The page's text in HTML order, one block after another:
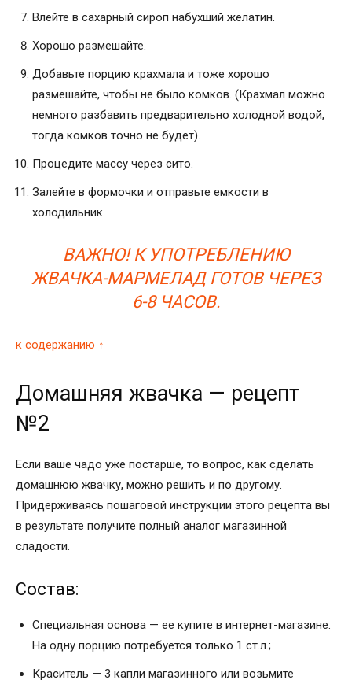
Влейте в сахарный сироп набухший желатин.
Хорошо размешайте.
Добавьте порцию крахмала и тоже хорошо
размешайте, чтобы не было комков. (Крахмал можно
немного разбавить предварительно холодной водой,
тогда комков точно не будет).
Процедите массу через сито.
Залейте в формочки и отправьте емкости в
холодильник.
ВАЖНО! К УПОТРЕБЛЕНИЮ
ЖВАЧКА-МАРМЕЛАД ГОТОВ ЧЕРЕЗ
6-8 ЧАСОВ.
к содержанию ↑
Домашняя жвачка — рецепт
№2
Если ваше чадо уже постарше, то вопрос, как сделать
домашнюю жвачку, можно решить и по другому.
Придерживаясь пошаговой инструкции этого рецепта вы
в результате получите полный аналог магазинной
сладости.
Состав:
Специальная основа — ее купите в интернет-магазине.
На одну порцию потребуется только 1 ст.л.;
Краситель — 3 капли магазинного или возьмите